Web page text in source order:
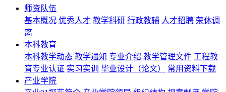
师资队伍
基本概况 优秀人才 教学科研 行政教辅 人才招聘 荣休调
离
本科教育
本科教学动态 教学通知 专业介绍 教学管理文件 工程教
育专业认证 实习实训 毕业设计（论文）
常用资料下载
产业学院